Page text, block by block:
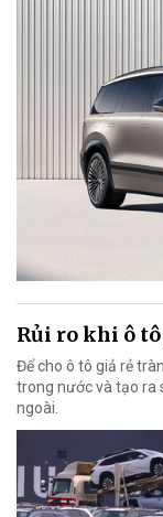
Rủi ro khi ô
Để cho ô tô giả rẻ
trong nước và tạo ra
ngoài.